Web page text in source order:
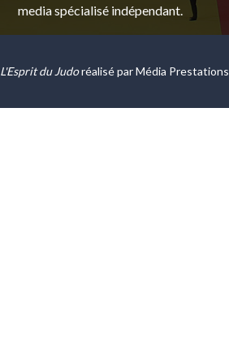
media spécialisé indépendant.
L'Esprit du Judoréalisé parMédia Prestations